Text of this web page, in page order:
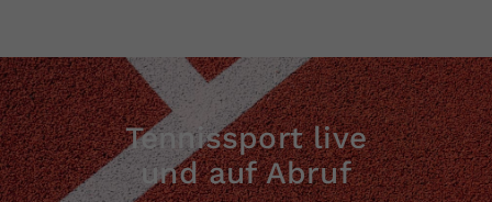
Tennissport live
und auf Abruf